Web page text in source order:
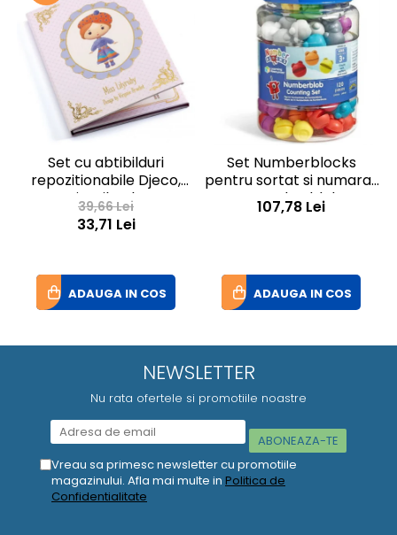
Set cu abtibilduri
repozitionabile Djeco,
Miss Lilyruby
39,66 Lei
33,71 Lei
ADAUGA IN COS
Set Numberblocks
pentru sortat si numarat
- Numberblob
107,78 Lei
ADAUGA IN COS
NEWSLETTER
Nu rata ofertele si promotiile noastre
Vreau sa primesc newsletter cu promotiile
magazinului. Afla mai multe in Politica de
Confidentialitate